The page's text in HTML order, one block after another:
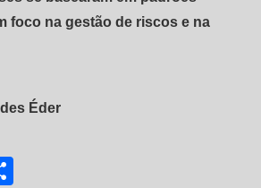
foco na gestão de riscos e na
Éder